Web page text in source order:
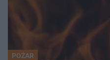
POŻAR